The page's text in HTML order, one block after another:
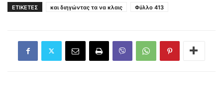
ΕΤΙΚΕΤΕΣ και διηγώντας τα να κλαις Φύλλο 413